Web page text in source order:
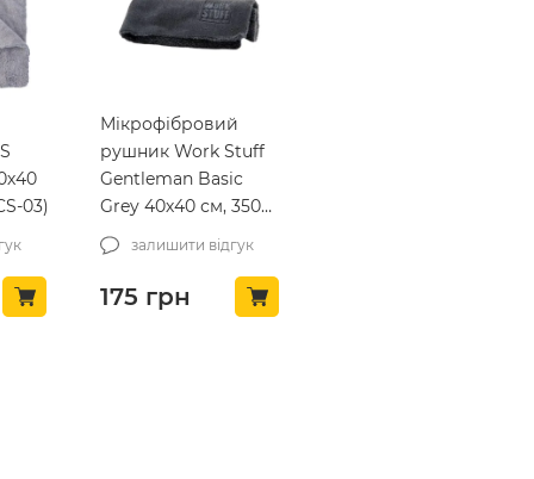
03)
Мікрофібровий
рушник Work Stuff
Gentleman Basic
Grey 40х40 см, 350
gsm (WS062-1)
залишити відгук
175 грн